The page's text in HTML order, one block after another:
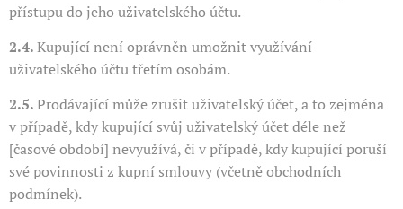
přístupu do jeho uživatelského účtu.
2.4.Kupující není oprávněn umožnit využívání
uživatelského účtu třetím osobám.
2.5.Prodávající může zrušit uživatelský účet, a to zejména
v případě, kdy kupující svůj uživatelský účet déle než
[časové období] nevyužívá, či v případě, kdy kupující poruší
své povinnosti z kupní smlouvy (včetně obchodních
podmínek).